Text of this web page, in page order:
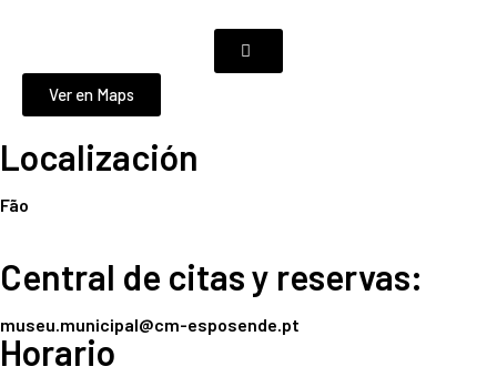
Ver en Maps
Localización
Fão
Central de citas y reservas:
museu.municipal@cm-esposende.pt
Horario